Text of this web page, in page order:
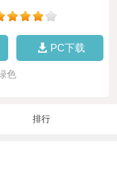
PC下载
色
排行